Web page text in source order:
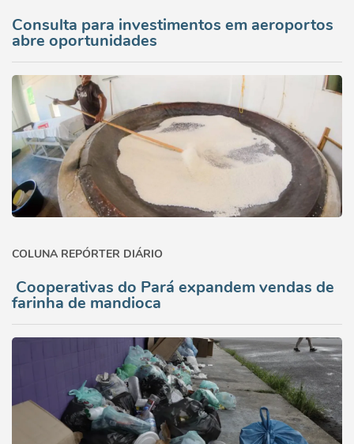
Consulta para investimentos em aeroportos
abre oportunidades
COLUNA REPÓRTER DIÁRIO
Cooperativas do Pará expandem vendas de
farinha de mandioca